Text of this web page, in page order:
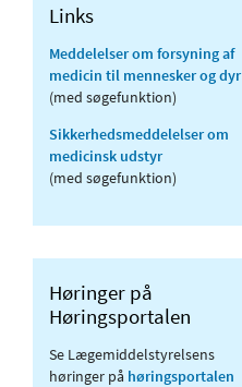
Links
Meddelelser om forsyning af
medicin til mennesker og dyr
(med søgefunktion)
Sikkerhedsmeddelelser om
medicinsk udstyr
(med søgefunktion)
Høringer på
Høringsportalen
Se Lægemiddelstyrelsens
høringer på høringsportalen